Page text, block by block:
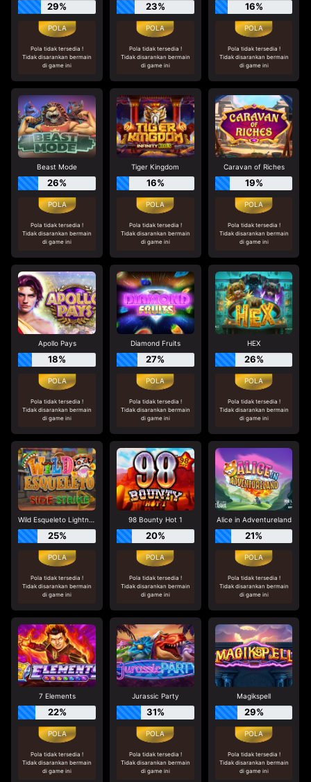
29%
Pola tidak tersedia !
Tidak disarankan bermain
di game ini
23%
Pola tidak tersedia !
Tidak disarankan bermain
di game ini
16%
Pola tidak tersedia !
Tidak disarankan bermain
di game ini
Beast Mode
26%
Pola tidak tersedia !
Tidak disarankan bermain
di game ini
Tiger Kingdom
16%
Pola tidak tersedia !
Tidak disarankan bermain
di game ini
Caravan of Riches
19%
Pola tidak tersedia !
Tidak disarankan bermain
di game ini
Apollo Pays
18%
Pola tidak tersedia !
Tidak disarankan bermain
di game ini
Diamond Fruits
27%
Pola tidak tersedia !
Tidak disarankan bermain
di game ini
HEX
26%
Pola tidak tersedia !
Tidak disarankan bermain
di game ini
Wild Esqueleto Lightning Chase
25%
Pola tidak tersedia !
Tidak disarankan bermain
di game ini
98 Bounty Hot 1
20%
Pola tidak tersedia !
Tidak disarankan bermain
di game ini
Alice in Adventureland
21%
Pola tidak tersedia !
Tidak disarankan bermain
di game ini
7 Elements
22%
Pola tidak tersedia !
Tidak disarankan bermain
di game ini
Jurassic Party
31%
Pola tidak tersedia !
Tidak disarankan bermain
di game ini
Magikspell
29%
Pola tidak tersedia !
Tidak disarankan bermain
di game ini